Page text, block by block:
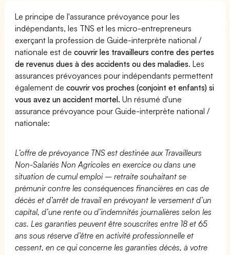
Le principe de l'assurance prévoyance pour les
indépendants, les TNS et les micro-entrepreneurs
exerçant la profession de Guide-interprète national /
nationale est decouvrir les travailleurs contre des pertes
de revenus dues à des accidents ou des maladies. Les
assurances prévoyances pour indépendants permettent
également decouvrir vos proches (conjoint et enfants) si
vous avez un accident mortel. Un résumé d'une
assurance prévoyance pour Guide-interprète national /
nationale:
L’offre de prévoyance TNS est destinée aux Travailleurs
Non-Salariés Non Agricoles en exercice ou dans une
situation de cumul emploi – retraite souhaitant se
prémunir contre les conséquences financières en cas de
décès et d’arrêt de travail en prévoyant le versement d’un
capital, d’une rente ou d’indemnités journalières selon les
cas. Les garanties peuvent être souscrites entre 18 et 65
ans sous réserve d’être en activité professionnelle et
cessent, en ce qui concerne les garanties décès, à votre